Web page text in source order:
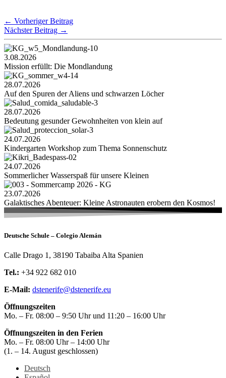
← Vorheriger Beitrag
Nächster Beitrag →
3.08.2026
Mission erfüllt: Die Mondlandung
28.07.2026
Auf den Spuren der Aliens und schwarzen Löcher
28.07.2026
Bedeutung gesunder Gewohnheiten von klein auf
24.07.2026
Kindergarten Workshop zum Thema Sonnenschutz
24.07.2026
Sommerlicher Wasserspaß für unsere Kleinen
23.07.2026
Galaktisches Abenteuer: Kleine Astronauten erobern den Kosmos!
Deutsche Schule – Colegio Alemán
Calle Drago 1, 38190 Tabaiba Alta Spanien
Tel.: +34 922 682 010
E-Mail: dstenerife@dstenerife.eu
Öffnungszeiten
Mo. – Fr. 08:00 – 9:50 Uhr und 11:20 – 16:00 Uhr
Öffnungszeiten in den Ferien
Mo. – Fr. 08:00 Uhr – 14:00 Uhr
(1. – 14. August geschlossen)
Deutsch